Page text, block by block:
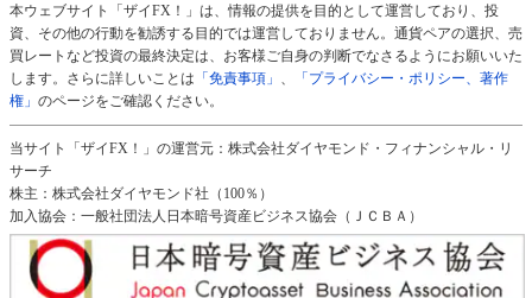
本ウェブサイト「ザイFX！」は、情報の提供を目的として運営しており、投
資、その他の行動を勧誘する目的では運営しておりません。通貨ペアの選択、売
買レートなど投資の最終決定は、お客様ご自身の判断でなさるようにお願いいた
します。さらに詳しいことは 「免責事項」 、
「プライバシー・ポリシー、著作
権」 のページをご確認ください。
当サイト「ザイFX！」の運営元：株式会社ダイヤモンド・フィナンシャル・リ
サーチ
株主：株式会社ダイヤモンド社（100％）
加入協会：一般社団法人日本暗号資産ビジネス協会（ＪＣＢＡ）